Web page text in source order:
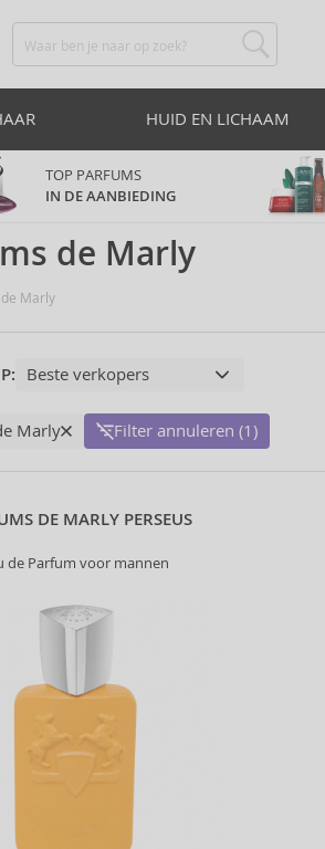
HUID EN LICHAAM
TOP PARFUMS
IN DE AANBIEDING
de Marly
Marly
Marly Filter annuleren (1)
DE MARLY PERSEUS
de Parfum voor mannen